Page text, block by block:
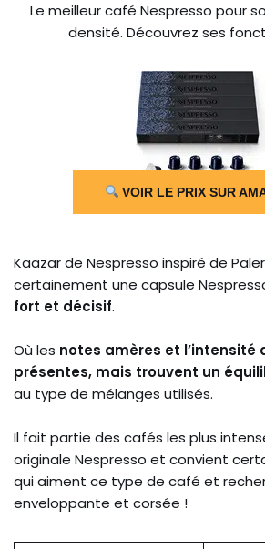
Le meilleur café Nespresso pour
densité. Découvrez ses
VOIR LE PRIX SUR
Kaazar de Nespresso inspiré de
certainement une capsule
fort et décisif.
Où les notes amères et l’intensité
présentes, mais trouvent un
au type de mélanges utilisés.
Il fait partie des cafés les plus
originale Nespresso et convient
qui aiment ce type de café et
enveloppante et corsée !